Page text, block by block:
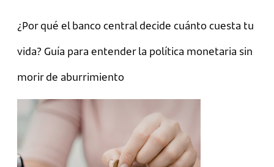
¿Por qué el banco central decide cuánto cuesta tu
vida? Guía para entender la política monetaria sin
morir de aburrimiento